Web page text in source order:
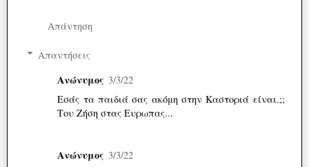
Απάντηση
Απαντήσεις
Ανώνυμος 3/3/22
Εσάς τα παιδιά σας ακόμη στην Καστοριά είναι.;;
Του Ζήση στας Ευρωπας...
Ανώνυμος 3/3/22